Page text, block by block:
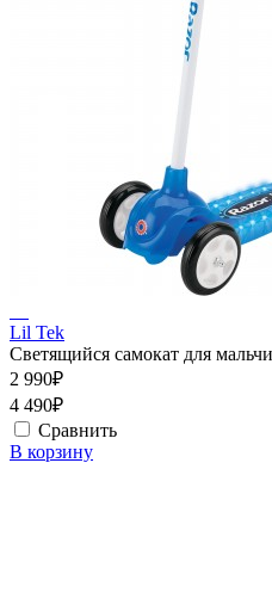
Lil Tek
Светящийся самокат для
2 990₽
4 490₽
Сравнить
В корзину